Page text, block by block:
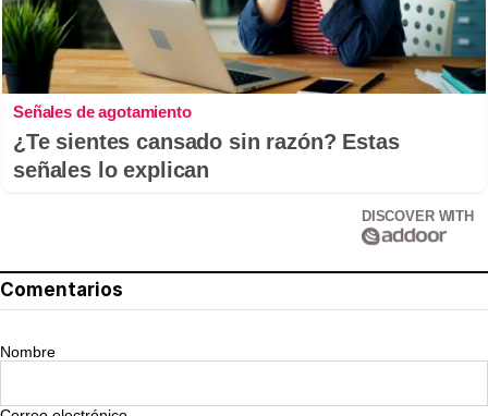
Señales de agotamiento
¿Te sientes cansado sin razón? Estas
señales lo explican
DISCOVER WITH
Comentarios
Nombre